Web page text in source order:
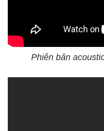
Phiên bản